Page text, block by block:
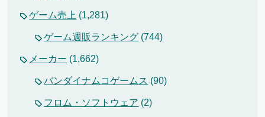
ゲーム売上 (1,281)
ゲーム週販ランキング (744)
メーカー (1,662)
バンダイナムコゲームス (90)
フロム・ソフトウェア (2)